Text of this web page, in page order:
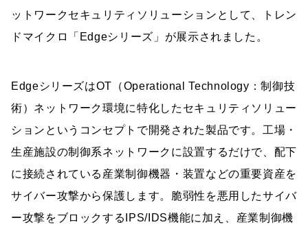
ットワークセキュリティソリューションとして、トレン
ドマイクロ「Edgeシリーズ」が展示されました。
EdgeシリーズはOT（Operational Technology：制御技
術）ネットワーク環境に特化したセキュリティソリュー
ションというコンセプトで開発された製品です。工場・
生産施設の制御系ネットワークに設置するだけで、配下
に接続されている産業制御機器・装置などの重要資産を
サイバー攻撃から保護します。脆弱性を悪用したサイバ
ー攻撃をブロックするIPS/IDS機能に加え、産業制御機